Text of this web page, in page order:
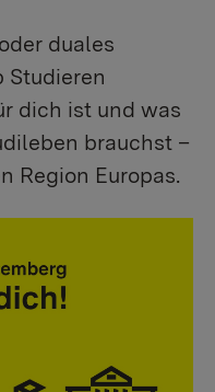
duales
Studieren
dich ist und was
brauchst –
Region Europas.